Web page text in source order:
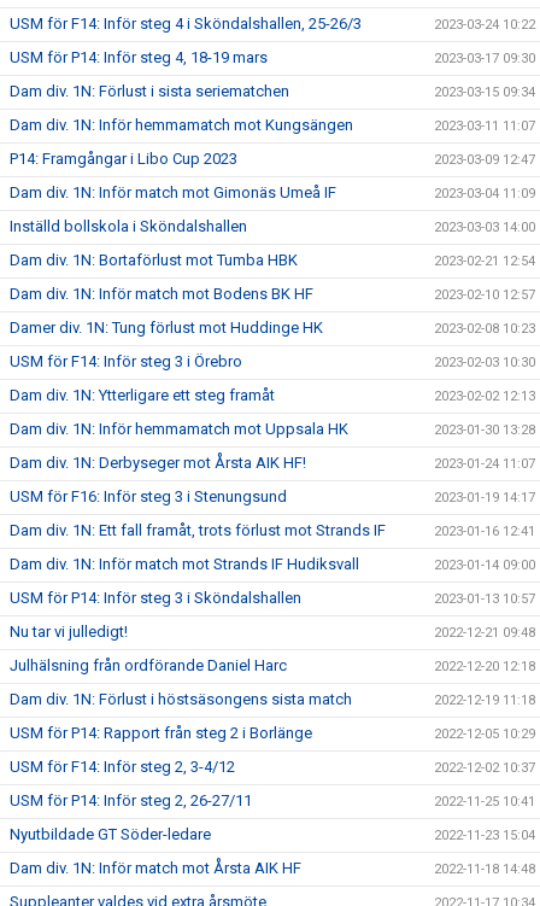
USM för F14: Inför steg 4 i Sköndalshallen, 25-26/3 2023-03-24 10:22
USM för P14: Inför steg 4, 18-19 mars 2023-03-17 09:30
Dam div. 1N: Förlust i sista seriematchen 2023-03-15 09:34
Dam div. 1N: Inför hemmamatch mot Kungsängen 2023-03-11 11:07
P14: Framgångar i Libo Cup 2023 2023-03-09 12:47
Dam div. 1N: Inför match mot Gimonäs Umeå IF 2023-03-04 11:09
Inställd bollskola i Sköndalshallen 2023-03-03 14:00
Dam div. 1N: Bortaförlust mot Tumba HBK 2023-02-21 12:54
Dam div. 1N: Inför match mot Bodens BK HF 2023-02-10 12:57
Damer div. 1N: Tung förlust mot Huddinge HK 2023-02-08 10:23
USM för F14: Inför steg 3 i Örebro 2023-02-03 10:30
Dam div. 1N: Ytterligare ett steg framåt 2023-02-02 12:13
Dam div. 1N: Inför hemmamatch mot Uppsala HK 2023-01-30 13:28
Dam div. 1N: Derbyseger mot Årsta AIK HF! 2023-01-24 11:07
USM för F16: Inför steg 3 i Stenungsund 2023-01-19 14:17
Dam div. 1N: Ett fall framåt, trots förlust mot Strands IF 2023-01-16 12:41
Dam div. 1N: Inför match mot Strands IF Hudiksvall 2023-01-14 09:00
USM för P14: Inför steg 3 i Sköndalshallen 2023-01-13 10:57
Nu tar vi julledigt! 2022-12-21 09:48
Julhälsning från ordförande Daniel Harc 2022-12-20 12:18
Dam div. 1N: Förlust i höstsäsongens sista match 2022-12-19 11:18
USM för P14: Rapport från steg 2 i Borlänge 2022-12-05 10:29
USM för F14: Inför steg 2, 3-4/12 2022-12-02 10:37
USM för P14: Inför steg 2, 26-27/11 2022-11-25 10:41
Nyutbildade GT Söder-ledare 2022-11-23 15:04
Dam div. 1N: Inför match mot Årsta AIK HF 2022-11-18 14:48
Suppleanter valdes vid extra årsmöte 2022-11-17 10:34